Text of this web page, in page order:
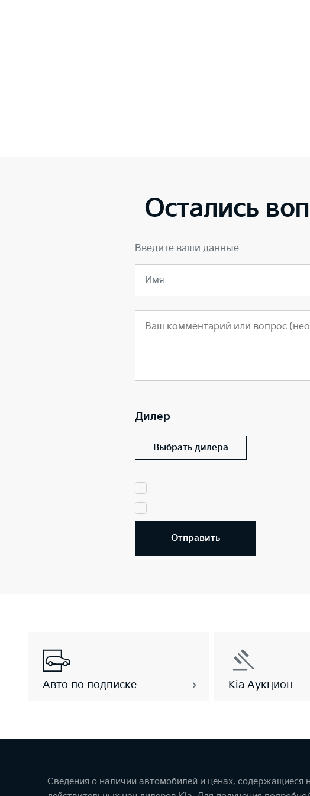
Остались
Введите ваши данные
Имя
Дилер
Выбрать дилера
Отправить
Авто по подписке Kia Аукцион
Сведения о наличии автомобилей и ценах, содержащиеся